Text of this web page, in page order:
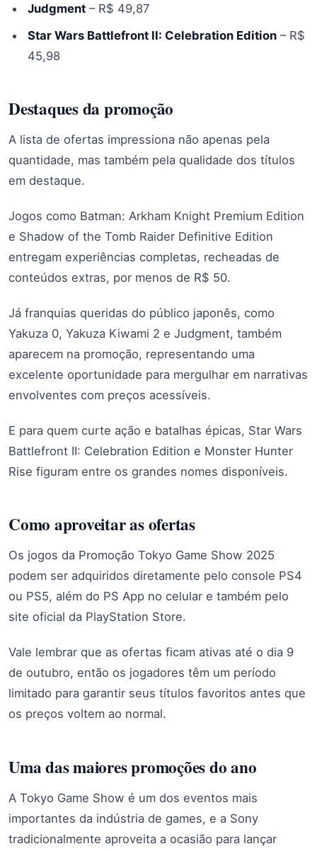
Judgment– R$ 49,87
Star Wars Battlefront II: Celebration Edition– R$
45,98
Destaques da promoção
A lista de ofertas impressiona não apenas pela
quantidade, mas também pela qualidade dos títulos
em destaque.
Jogos como Batman: Arkham Knight Premium Edition
e Shadow of the Tomb Raider Definitive Edition
entregam experiências completas, recheadas de
conteúdos extras, por menos de R$ 50.
Já franquias queridas do público japonês, como
Yakuza 0, Yakuza Kiwami 2 e Judgment, também
aparecem na promoção, representando uma
excelente oportunidade para mergulhar em narrativas
envolventes com preços acessíveis.
E para quem curte ação e batalhas épicas, Star Wars
Battlefront II: Celebration Edition e Monster Hunter
Rise figuram entre os grandes nomes disponíveis.
Como aproveitar as ofertas
Os jogos da Promoção Tokyo Game Show 2025
podem ser adquiridos diretamente pelo console PS4
ou PS5, além do PS App no celular e também pelo
site oficial da PlayStation Store.
Vale lembrar que as ofertas ficam ativas até o dia 9
de outubro, então os jogadores têm um período
limitado para garantir seus títulos favoritos antes que
os preços voltem ao normal.
Uma das maiores promoções do ano
A Tokyo Game Show é um dos eventos mais
importantes da indústria de games, e a Sony
tradicionalmente aproveita a ocasião para lançar